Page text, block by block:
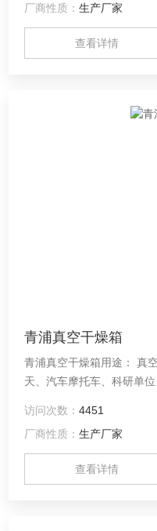
厂商性质：生产厂家
查看详情
青浦真空干燥箱
青浦真空干燥箱用途： 真
天、汽车摩托车、科研单
时的适应性试验，检测其
访问次数：4451
厂商性质：生产厂家
查看详情